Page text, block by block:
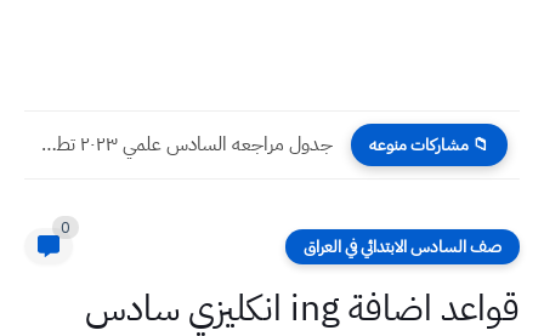
📁 مشاركات منوعه جدول مراجعه السادس علمي ٢٠٢٣ تطبيقي واحيائي للامتحان الوزاري
صف السادس الابتدائي في العراق
0
قواعد اضافة ing انكليزي سادس